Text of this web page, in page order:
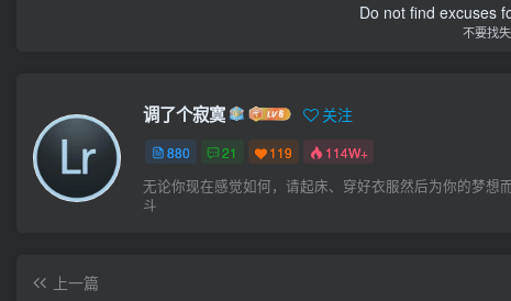
Do not find excuses
不要找
调了个寂寞 关注
880 21 119 114W+
无论你现在感觉如何，请起床、穿好衣服然后为你的梦想
斗
上一篇